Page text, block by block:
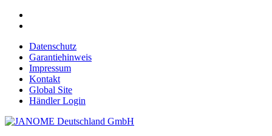
Datenschutz
Garantiehinweis
Impressum
Kontakt
Global Site
Händler Login